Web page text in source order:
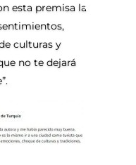
esta premisa la
culturas y
no te dejará